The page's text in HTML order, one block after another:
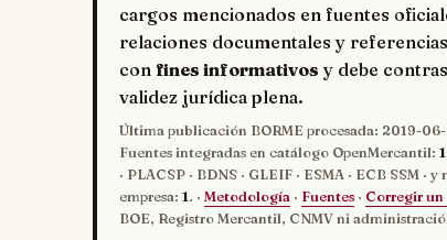
cargos mencionados en fuentes
relaciones documentales y
con fines informativos y debe
validez jurídica plena.
Última publicación BORME procesada: 2019-
Fuentes integradas en catálogo OpenMercantil: 1
· PLACSP · BDNS · GLEIF · ESMA · ECB SSM
empresa: 1. · Metodología · Fuentes · Corregir un
BOE, Registro Mercantil, CNMV ni